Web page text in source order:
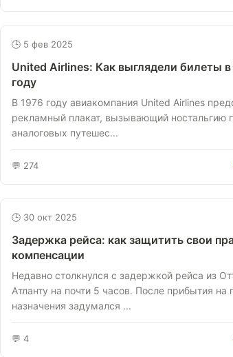
🕒 5 фев 2025
United Airlines: Как выглядели билеты в
году
В 1976 году авиакомпания United Airlines
рекламный плакат, вызывающий ностальгию
аналоговых путешес...
💬 274
🕒 30 окт 2025
Задержка рейса: как защитить свои
компенсации
Недавно столкнулся с задержкой рейса из
Атланту на почти 5 часов. После прибытия на
назначения задумался ...
💬 4